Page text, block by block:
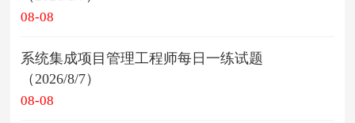
08-08
系统集成项目管理工程师每日一练试题
（2026/8/7）
08-08